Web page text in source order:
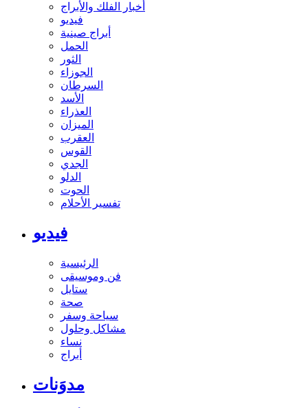
أخبار الفلك والأبراج
فيديو
أبراج صينية
الحمل
الثور
الجوزاء
السرطان
الأسد
العذراء
الميزان
العقرب
القوس
الجدي
الدلو
الحوت
تفسير الأحلام
فيديو
الرئيسية
فن وموسيقى
ستايل
صحة
سياحة وسفر
مشاكل وحلول
نساء
أبراج
مدوَنات